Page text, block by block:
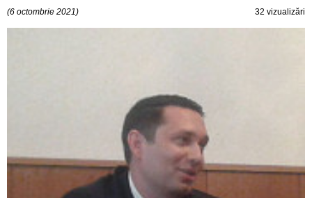
(6 octombrie 2021) 32 vizualizări